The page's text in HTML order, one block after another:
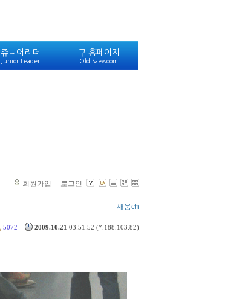
쥬니어리더
Junior Leader
구 홈페이지
Old Saewoom
회원가입 로그인
새움ch
2009.10.21 03:51:52 (*.188.103.82)
5072